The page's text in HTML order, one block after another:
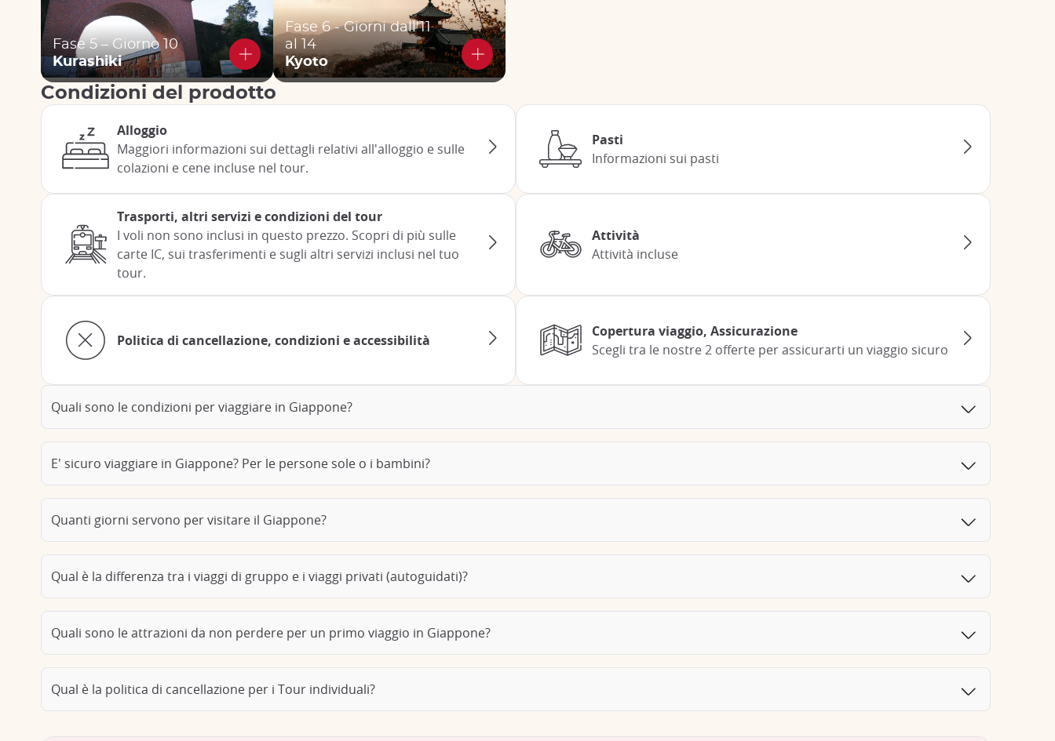
Fase 5 – Giorno 10
Kurashiki
Fase 6 - Giorni dall'11
al 14
Kyoto
Condizioni del prodotto
Alloggio
Maggiori informazioni sui dettagli relativi all'alloggio e sulle
colazioni e cene incluse nel tour.
Pasti
Informazioni sui pasti
Trasporti, altri servizi e condizioni del tour
I voli non sono inclusi in questo prezzo. Scopri di più sulle
carte IC, sui trasferimenti e sugli altri servizi inclusi nel tuo
tour.
Attività
Attività incluse
Politica di cancellazione, condizioni e accessibilità
Copertura viaggio, Assicurazione
Scegli tra le nostre 2 offerte per assicurarti un viaggio sicuro
Quali sono le condizioni per viaggiare in Giappone?
E' sicuro viaggiare in Giappone? Per le persone sole o i bambini?
Quanti giorni servono per visitare il Giappone?
Qual è la differenza tra i viaggi di gruppo e i viaggi privati (autoguidati)?
Quali sono le attrazioni da non perdere per un primo viaggio in Giappone?
Qual è la politica di cancellazione per i Tour individuali?